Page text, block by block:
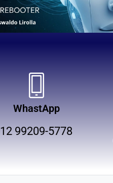
WhastApp
12 99209-5778